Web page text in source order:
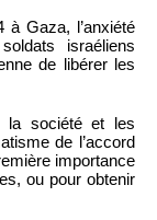
Gaza, l’anxiété
israéliens
de libérer les
la société et les
de l’accord
importance
ou pour obtenir